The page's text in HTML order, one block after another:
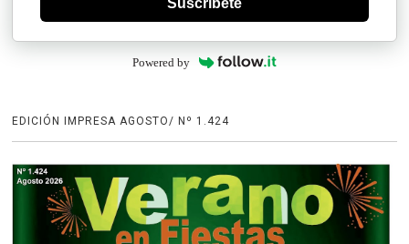
Powered by
EDICIÓN IMPRESA AGOSTO/ Nº 1.424